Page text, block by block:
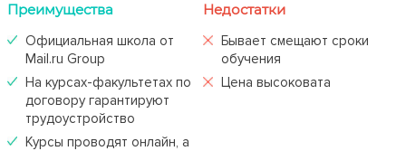
Преимущества
Официальная школа от
Mail.ru Group
На курсах-факультетах по
договору гарантируют
трудоустройство
Курсы проводят онлайн, а
Недостатки
Бывает смещают сроки
обучения
Цена высоковата